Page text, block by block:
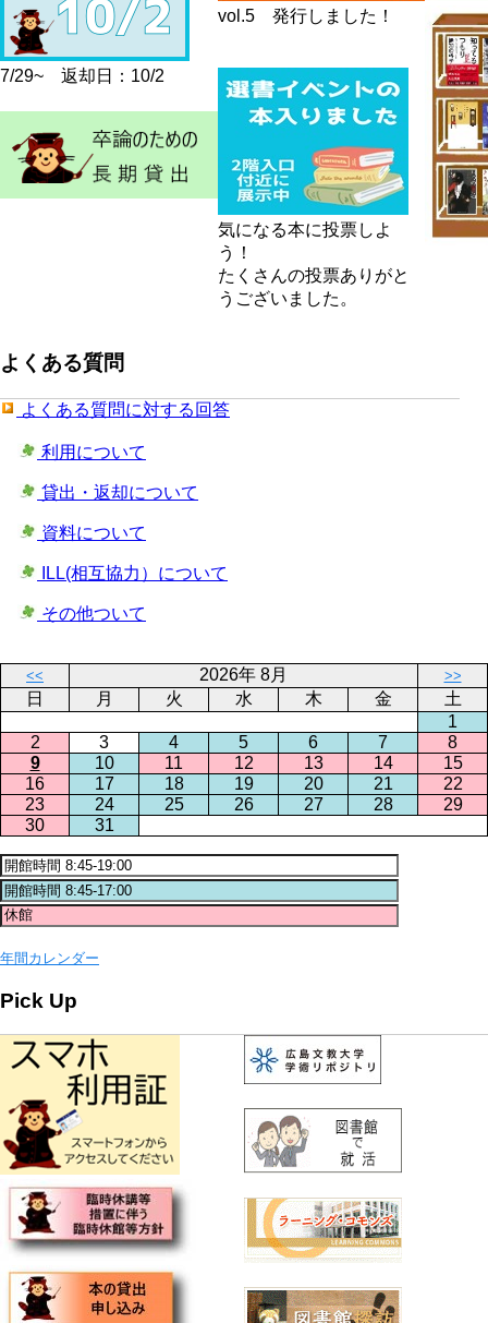
7/29~ 返却日：10/2
vol.5 発行しました！
気になる本に投票しよ
う！
たくさんの投票ありがと
うございました。
よくある質問
よくある質問に対する回答
利用について
貸出・返却について
資料について
ILL(相互協力）について
その他ついて
<< 2026年 8月 >>
日 月 火 水 木 金
土
1
2
3 4 5 6 7
8
9
10 11 12 13 14
15
16
17 18 19 20 21
22
23
24 25 26 27 28
29
30
31
年間カレンダー
Pick Up